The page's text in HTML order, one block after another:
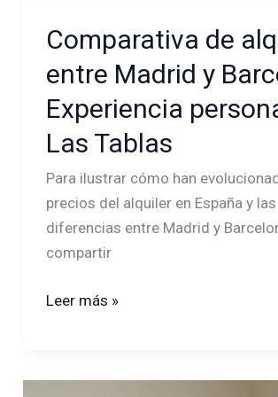
Comparativa de
entre Madrid y
Experiencia
Las Tablas
Para ilustrar cómo han
precios del alquiler en España y las
diferencias entre Madrid y
compartir
Leer más »